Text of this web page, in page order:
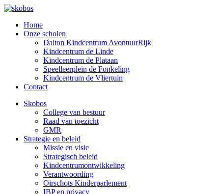
Home
Onze scholen
Dalton Kindcentrum AvontuurRijk
Kindcentrum de Linde
Kindcentrum de Plataan
Speelleerplein de Fonkeling
Kindcentrum de Vliertuin
Contact
Skobos
College van bestuur
Raad van toezicht
GMR
Strategie en beleid
Missie en visie
Strategisch beleid
Kindcentrumontwikkeling
Verantwoording
Oirschots Kinderparlement
IBP en privacy